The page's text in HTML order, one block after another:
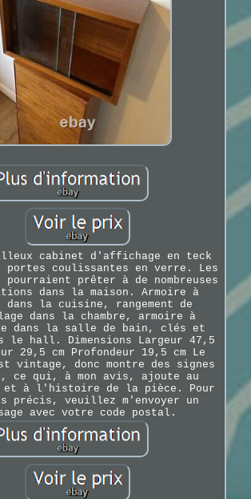
cabinet d'affichage en teck
2 portes coulissantes en verre. Les
pourraient prêter à de nombreuses
dans la maison. Armoire à
dans la cuisine, rangement de
dans la chambre, armoire à
dans la salle de bain, clés et
le hall. Dimensions Largeur 47,5
29,5 cm Profondeur 19,5 cm Le
vintage, donc montre des signes
ce qui, à mon avis, ajoute au
et à l'histoire de la pièce. Pour
précis, veuillez m'envoyer un
avec votre code postal.